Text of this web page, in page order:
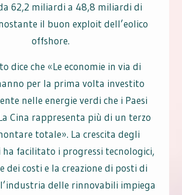
62,2 miliardi a 48,8 miliardi di
il buon exploit dell’eolico
offshore.
dice che «Le economie in via di
per la prima volta investito
nelle energie verdi che i Paesi
Cina rappresenta più di un terzo
totale». La crescita degli
facilitato i progressi tecnologici,
dei costi e la creazione di posti di
delle rinnovabili impiega